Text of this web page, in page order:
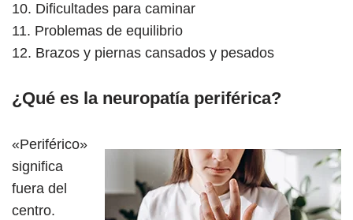
10. Dificultades para caminar
11. Problemas de equilibrio
12. Brazos y piernas cansados ​​y pesados
¿Qué es la neuropatía periférica?
«Periférico»
significa
fuera del
centro.